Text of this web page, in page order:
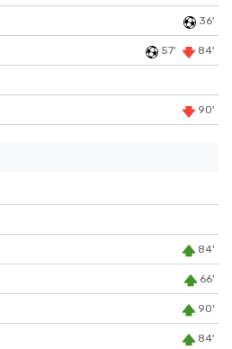
36'
57' 84'
90'
84'
66'
90'
84'